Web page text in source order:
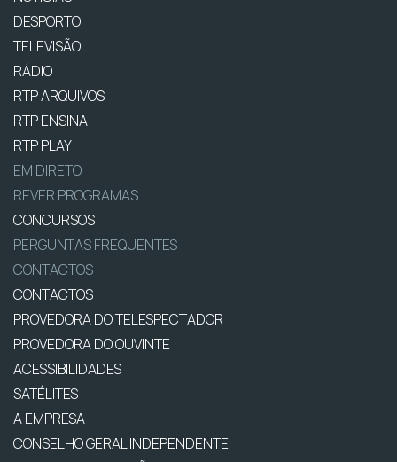
DESPORTO
TELEVISÃO
RÁDIO
RTP ARQUIVOS
RTP ENSINA
RTP PLAY
EM DIRETO
REVER PROGRAMAS
CONCURSOS
PERGUNTAS FREQUENTES
CONTACTOS
CONTACTOS
PROVEDORA DO TELESPECTADOR
PROVEDORA DO OUVINTE
ACESSIBILIDADES
SATÉLITES
A EMPRESA
CONSELHO GERAL INDEPENDENTE